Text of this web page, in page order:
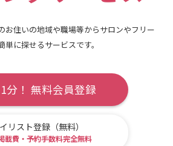
お住いの地域や職場等からサロンやフリー
に探せるサービスです。
分！ 無料会員登録
リスト登録（無料）
載費・予約手数料完全無料